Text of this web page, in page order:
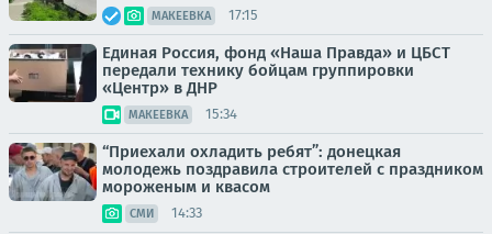
МАКЕЕВКА 17:15
Единая Россия, фонд «Наша Правда» и ЦБСТ
передали технику бойцам группировки
«Центр» в ДНР
МАКЕЕВКА 15:34
“Приехали охладить ребят”: донецкая
молодежь поздравила строителей с праздником
мороженым и квасом
СМИ 14:33